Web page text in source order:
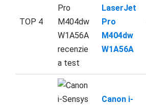
TOP 4
LaserJet
Pro
M404dw
W1A56A
Canon i-